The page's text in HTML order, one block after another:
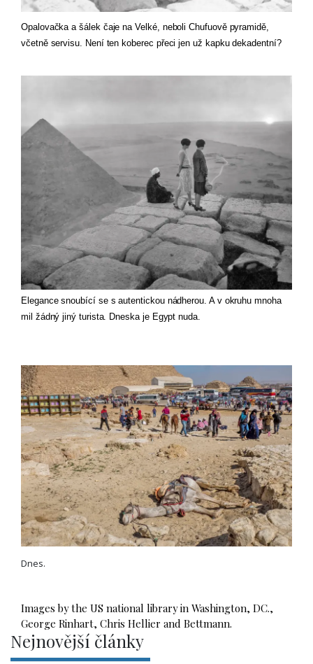
Opalovačka a šálek čaje na Velké, neboli Chufuově pyramidě,
včetně servisu. Není ten koberec přeci jen už kapku dekadentní?
Elegance snoubící se s autentickou nádherou. A v okruhu mnoha
mil žádný jiný turista. Dneska je Egypt nuda.
Dnes.
Images by the US national library in Washington, DC.,
George Rinhart, Chris Hellier and Bettmann.
Nejnovější články